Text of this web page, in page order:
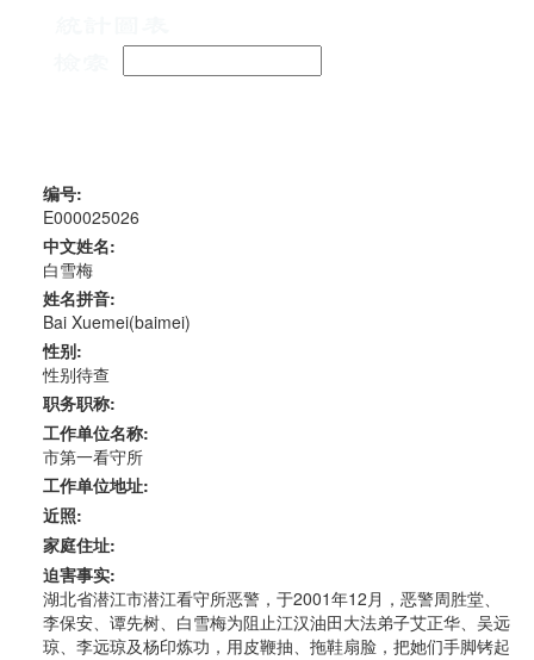
编号:
E000025026
中文姓名:
白雪梅
姓名拼音:
Bai Xuemei(baimei)
性别:
性别待查
职务职称:
工作单位名称:
市第一看守所
工作单位地址:
近照:
家庭住址:
迫害事实:
湖北省潜江市潜江看守所恶警，于2001年12月，恶警周胜堂、
李保安、谭先树、白雪梅为阻止江汉油田大法弟子艾正华、吴远
琼、李远琼及杨印炼功，用皮鞭抽、拖鞋扇脸，把她们手脚铐起